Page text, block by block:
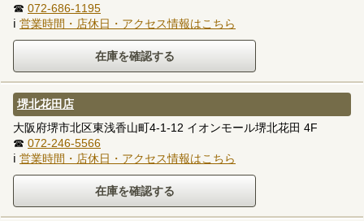
☎ 072-686-1195
ℹ 営業時間・店休日・アクセス情報はこちら
堺北花田店
大阪府堺市北区東浅香山町4-1-12 イオンモール堺北花田 4F
☎ 072-246-5566
ℹ 営業時間・店休日・アクセス情報はこちら